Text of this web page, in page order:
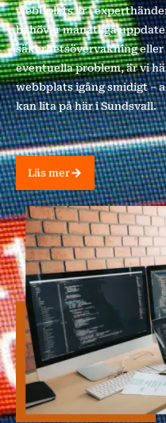
webbplats är i
behöver månatliga
säkerhetsövervakning
eventuella problem, är vi
webbplats igång smidigt –
kan lita på här i Sundsvall.
Läs mer